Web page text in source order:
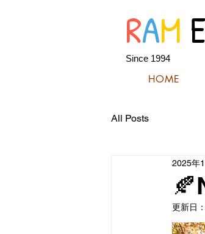
RAM
Since 1994
HOME
All Posts
2025年
更新日：